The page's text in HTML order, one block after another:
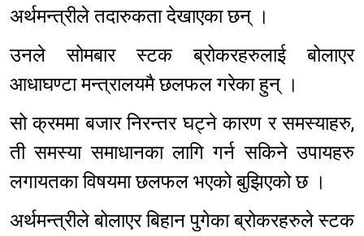
अर्थमन्त्रीले तदारुकता देखाएका छन् ।
उनले सोमबार स्टक ब्रोकरहरुलाई बोलाएर
आधाघण्टा मन्त्रालयमै छलफल गरेका हुन् ।
सो क्रममा बजार निरन्तर घट्ने कारण र समस्याहरु,
ती समस्या समाधानका लागि गर्न सकिने उपायहरु
लगायतका विषयमा छलफल भएको बुझिएको छ ।
अर्थमन्त्रीले बोलाएर बिहान पुगेका ब्रोकरहरुले स्टक